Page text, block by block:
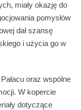
miały okazję do
pomysłów
dał szansę
i użycia go w
oraz wspólne
W kopercie
dotyczące